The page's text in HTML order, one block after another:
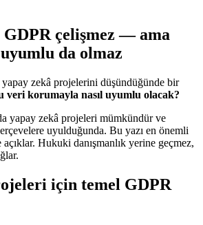
GDPR çelişmez — ama
da olmaz
zekâ projelerini düşündüğünde bir
veri korumayla nasıl uyumlu olacak?
yapay zekâ projeleri mümkündür ve
uyulduğunda. Bu yazı en önemli
Hukuki danışmanlık yerine geçmez,
için temel GDPR